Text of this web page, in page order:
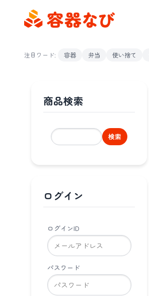
注目ワード:
容器 弁当 使い捨て
商品検索
検索
ログイン
ログインID
パスワード